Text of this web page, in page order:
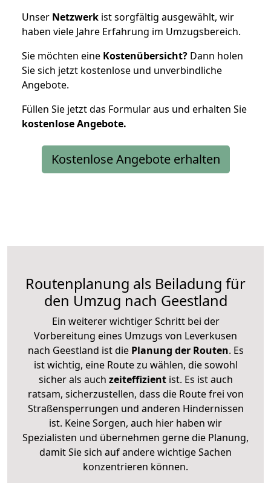
Unser Netzwerk ist sorgfältig ausgewählt, wir
haben viele Jahre Erfahrung im Umzugsbereich.
Sie möchten eine Kostenübersicht? Dann holen
Sie sich jetzt kostenlose und unverbindliche
Angebote.
Füllen Sie jetzt das Formular aus und erhalten Sie
kostenloseAngebote.
Kostenlose Angebote erhalten
Routenplanung als Beiladung für
den Umzug nach Geestland
Ein weiterer wichtiger Schritt bei der
Vorbereitung eines Umzugs von Leverkusen
nach Geestland ist diePlanung der Routen. Es
ist wichtig, eine Route zu wählen, die sowohl
sicher als auch zeiteffizientist. Es ist auch
ratsam, sicherzustellen, dass die Route frei von
Straßensperrungen und anderen Hindernissen
ist. Keine Sorgen, auch hier haben wir
Spezialisten und übernehmen gerne die Planung,
damit Sie sich auf andere wichtige Sachen
konzentrieren können.